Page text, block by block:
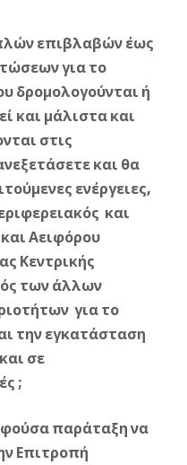
επιβλαβών έως
για το
δρομολογούνται ή
και μάλιστα και
στις
και θα
ενέργειες,
και
Αειφόρου
Κεντρικής
των άλλων
για το
την εγκατάσταση
σε
;
παράταξη να
Επιτροπή